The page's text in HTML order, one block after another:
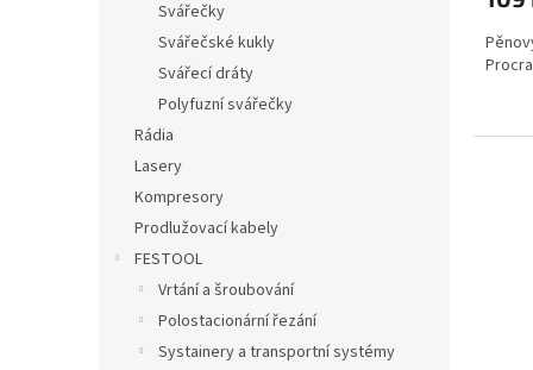
Svářečky
Svářečské kukly
Svářecí dráty
Polyfuzní svářečky
Rádia
Lasery
Kompresory
Prodlužovací kabely
FESTOOL
Vrtání a šroubování
Polostacionární řezání
Systainery a transportní systémy